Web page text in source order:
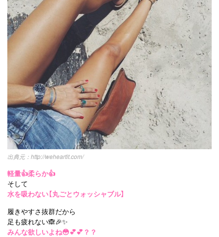
http://weheartit.com/
軽量👍柔らか👍
そして
水を吸わない【丸ごとウォッシャブル】
履きやすさ抜群だから
足も疲れない🙈🎉✨
みんな欲しいよね😳💕💕？？